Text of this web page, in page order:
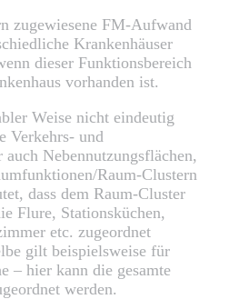
zugewiesene FM-Aufwand
Krankenhäuser
dieser Funktionsbereich
vorhanden ist.
Weise nicht eindeutig
Verkehrs- und
Nebennutzungsflächen,
Raum-Clustern
dass dem Raum-Cluster
Flure, Stationsküchen,
etc. zugeordnet
gilt beispielsweise für
– hier kann die gesamte
werden.